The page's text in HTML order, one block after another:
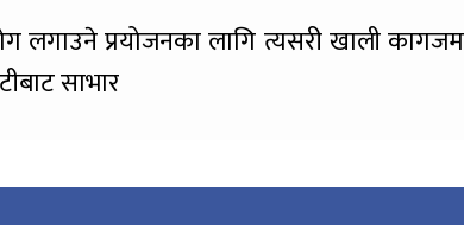
लगाउने प्रयोजनका लागि त्यसरी खाली
साभार